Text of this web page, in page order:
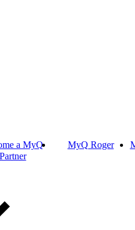
a MyQ
Partner
MyQ Roger